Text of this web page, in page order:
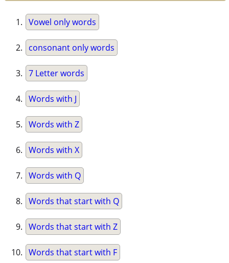
Vowel only words
consonant only words
7 Letter words
Words with J
Words with Z
Words with X
Words with Q
Words that start with Q
Words that start with Z
Words that start with F